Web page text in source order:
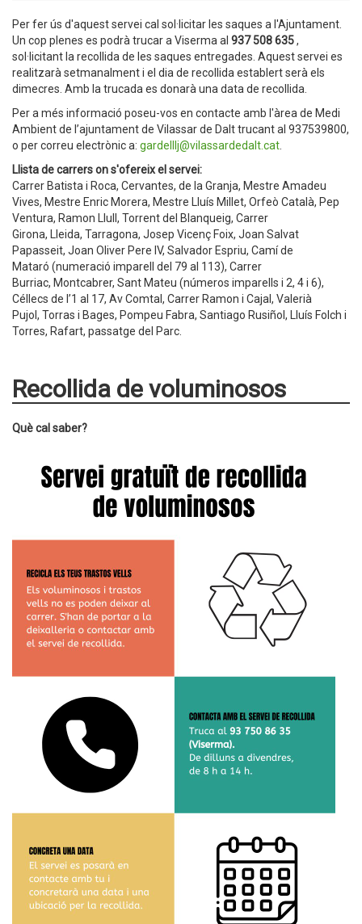
Per fer ús d'aquest servei cal sol·licitar les saques a l'Ajuntament.
Un cop plenes es podrà trucar a Viserma al 937 508 635,
sol·licitant la recollida de les saques entregades. Aquest servei es
realitzarà setmanalment i el dia de recollida establert serà els
dimecres. Amb la trucada es donarà una data de recollida.
Per a més informació poseu-vos en contacte amb l'àrea de Medi
Ambient de l’ajuntament de Vilassar de Dalt trucant al 937539800,
o per correu electrònic a: gardelllj@vilassardedalt.cat
Llista de carrers on s'ofereix el servei:
Carrer Batista i Roca, Cervantes, de la Granja, Mestre Amadeu
Vives, Mestre Enric Morera, Mestre Lluís Millet, Orfeò Català, Pep
Ventura, Ramon Llull, Torrent del Blanqueig, Carrer
Girona, Lleida, Tarragona, Josep Vicenç Foix, Joan Salvat
Papasseit, Joan Oliver Pere IV, Salvador Espriu, Camí de
Mataró (numeració imparell del 79 al 113), Carrer
Burriac, Montcabrer, Sant Mateu (números imparells i 2, 4 i 6),
Céllecs de l’1 al 17, Av Comtal, Carrer Ramon i Cajal, Valerià
Pujol, Torras i Bages, Pompeu Fabra, Santiago Rusiñol, Lluís Folch i
Torres, Rafart, passatge del Parc.
Recollida de voluminosos
Què cal saber?